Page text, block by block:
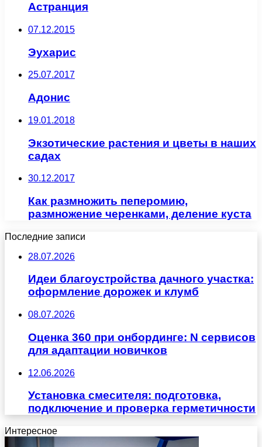
Астранция
07.12.2015
Эухарис
25.07.2017
Адонис
19.01.2018
Экзотические растения и цветы в наших
садах
30.12.2017
Как размножить пеперомию,
размножение черенками, деление куста
Последние записи
28.07.2026
Идеи благоустройства дачного участка:
оформление дорожек и клумб
08.07.2026
Оценка 360 при онбординге: N сервисов
для адаптации новичков
12.06.2026
Установка смесителя: подготовка,
подключение и проверка герметичности
Интересное